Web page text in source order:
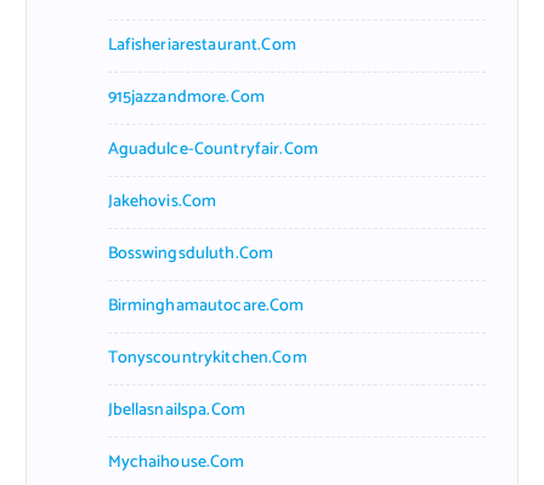
Lafisheriarestaurant.com
915jazzandmore.com
Aguadulce-Countryfair.com
Jakehovis.com
Bosswingsduluth.com
Birminghamautocare.com
Tonyscountrykitchen.com
Jbellasnailspa.com
Mychaihouse.com